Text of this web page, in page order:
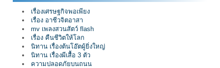
เรื่องเศรษฐกิจพอเพียง
เรื่อง อาชีวจิตอาสา
mv เพลงสวนสัตว์ flash
เรื่อง คืนชีวิตให้โลก
นิทาน เรื่องต้นโอ๊ตผู้ยิ่งใหญ่
นิทาน เรื่องผีเสื้อ 3 ตัว
ความปลอดภัยบนถนน